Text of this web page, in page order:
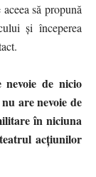
să propună
și începerea
nevoie de nicio
are nevoie de
în niciuna
acțiunilor